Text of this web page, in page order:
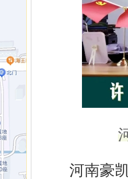
河南豪